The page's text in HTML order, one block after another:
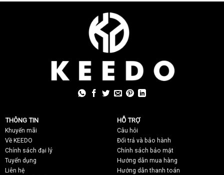
THÔNG TIN
Khuyến mãi
Về KEEDO
Chính sách đại lý
Tuyển dụng
Liên hệ
HỖ TRỢ
Câu hỏi
Đổi trả và bảo hành
Chính sách bảo mật
Hướng dẫn mua hàng
Hướng dẫn thanh toán